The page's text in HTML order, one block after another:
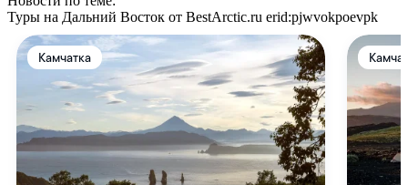
Туры на Дальний Восток от BestArctic.ru erid:pjwvokpoevpk